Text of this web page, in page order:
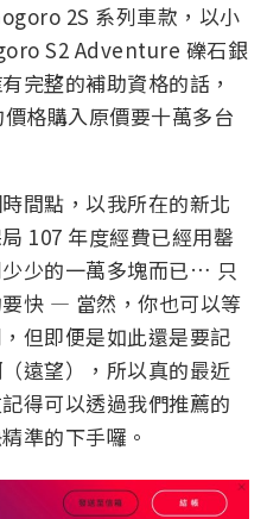
2S 系列車款，以小
S2 Adventure 礫石銀
完整的補助資格的話，
格購入原價要十萬多台
間點，以我所在的新北
107 年度經費已經用罄
少的一萬多塊而已… 只
快 — 當然，你也可以等
但即便是如此還是要記
遠望），所以真的最近
得可以透過我們推薦的
準的下手囉。